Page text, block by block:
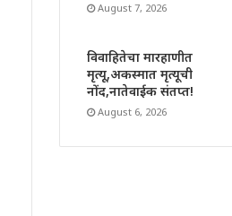
August 7, 2026
विवाहितेचा मारहाणीत
मृत्यू,अकस्मात मृत्यूची
नोंद,नातेवाईक संतप्त!
August 6, 2026